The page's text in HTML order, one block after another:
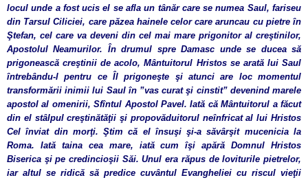
locul unde a fost ucis el se afla un tânăr care se numea Saul, fariseu
din Tarsul Ciliciei, care păzea hainele celor care aruncau cu pietre în
Ştefan, cel care va deveni din cel mai mare prigonitor al creştinilor,
Apostolul Neamurilor. În drumul spre Damasc unde se ducea să
prigonească creştinii de acolo, Mântuitorul Hristos se arată lui Saul
întrebându-l pentru ce Îl prigoneşte şi atunci are loc momentul
transformării inimii lui Saul în ”vas curat şi cinstit” devenind marele
apostol al omenirii, Sfîntul Apostol Pavel. Iată că Mântuitorul a făcut
din el stâlpul creştinătăţii şi propovăduitorul neînfricat al lui Hristos
Cel înviat din morţi. Ştim că el însuşi şi-a săvârşit mucenicia la
Roma. Iată taina cea mare, iată cum îşi apără Domnul Hristos
Biserica şi pe credincioşii Săi. Unul era răpus de loviturile pietrelor,
iar altul se ridică să predice cuvântul Evangheliei cu riscul vieţii